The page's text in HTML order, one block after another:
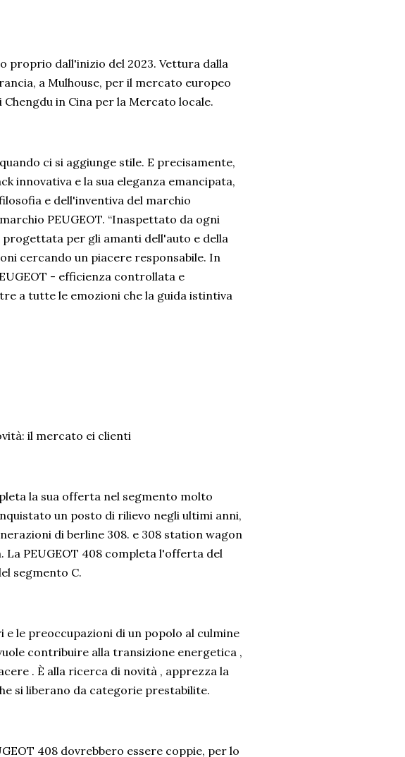
proprio dall'inizio del 2023. Vettura dalla
a Mulhouse, per il mercato europeo
in Cina per la Mercato locale.
ci si aggiunge stile. E precisamente,
innovativa e la sua eleganza emancipata,
e dell'inventiva del marchio
PEUGEOT. “Inaspettato da ogni
progettata per gli amanti dell'auto e della
cercando un piacere responsabile. In
- efficienza controllata e
a tutte le emozioni che la guida istintiva
il mercato ei clienti
la sua offerta nel segmento molto
un posto di rilievo negli ultimi anni,
di berline 308. e 308 station wagon
La PEUGEOT 408 completa l'offerta del
segmento C.
e le preoccupazioni di un popolo al culmine
contribuire alla transizione energetica ,
. È alla ricerca di novità , apprezza la
si liberano da categorie prestabilite.
408 dovrebbero essere coppie, per lo